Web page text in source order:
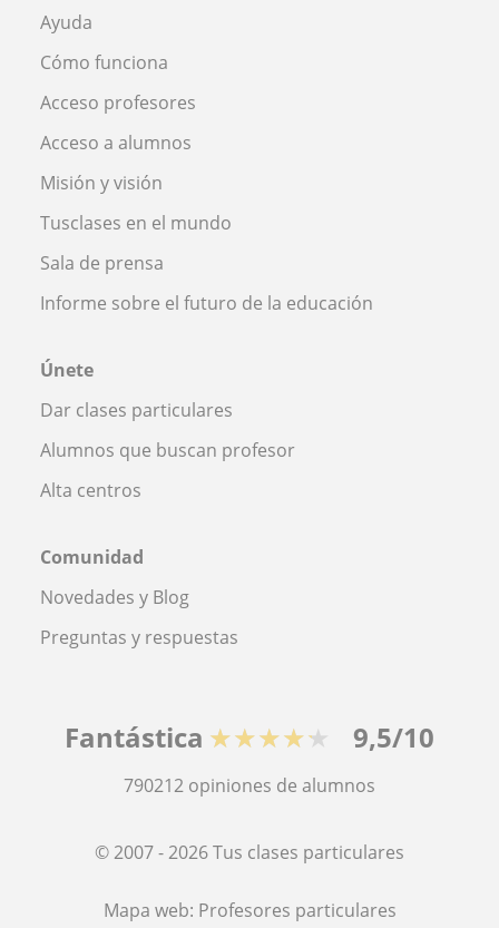
Ayuda
Cómo funciona
Acceso profesores
Acceso a alumnos
Misión y visión
Tusclases en el mundo
Sala de prensa
Informe sobre el futuro de la educación
Únete
Dar clases particulares
Alumnos que buscan profesor
Alta centros
Comunidad
Novedades y Blog
Preguntas y respuestas
Fantástica ★★★★★ 9,5/10
790212 opiniones de alumnos
© 2007 - 2026 Tus clases particulares
Mapa web: Profesores particulares